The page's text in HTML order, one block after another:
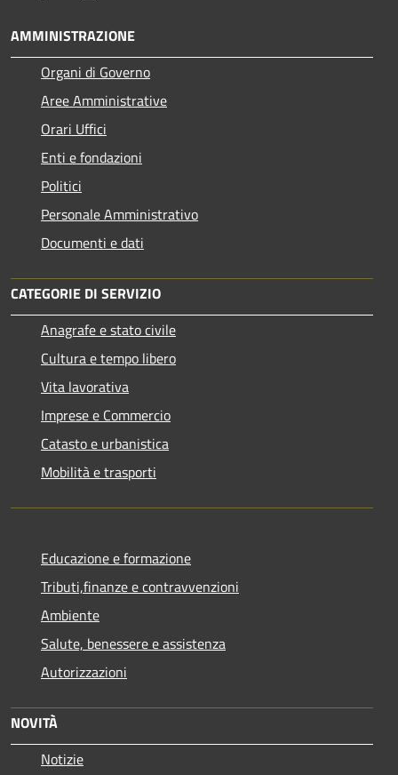
AMMINISTRAZIONE
Organi di Governo
Aree Amministrative
Orari Uffici
Enti e fondazioni
Politici
Personale Amministrativo
Documenti e dati
CATEGORIE DI SERVIZIO
Anagrafe e stato civile
Cultura e tempo libero
Vita lavorativa
Imprese e Commercio
Catasto e urbanistica
Mobilità e trasporti
Educazione e formazione
Tributi,finanze e contravvenzioni
Ambiente
Salute, benessere e assistenza
Autorizzazioni
NOVITÀ
Notizie